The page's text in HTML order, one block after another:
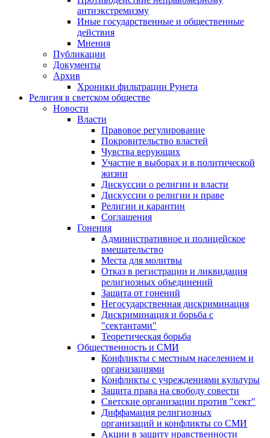
антиэкстремизму
Иные государственные и общественные
действия
Мнения
Публикации
Документы
Архив
Хроники фильтрации Рунета
Религия в светском обществе
Новости
Власти
Правовое регулирование
Покровительство властей
Чувства верующих
Участие в выборах и в политической
жизни
Дискуссии о религии и власти
Дискуссии о религии и праве
Религии и карантин
Соглашения
Гонения
Административное и полицейское
вмешательство
Места для молитвы
Отказ в регистрации и ликвидация
религиозных объединений
Защита от гонений
Негосударственная дискриминация
Дискриминация и борьба с
"сектантами"
Теоретическая борьба
Общественность и СМИ
Конфликты с местным населением и
организациями
Конфликты с учреждениями культуры
Защита права на свободу совести
Светские организации против "сект"
Диффамация религиозных
организаций и конфликты со СМИ
Акции в защиту нравственности